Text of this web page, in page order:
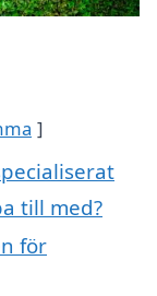
till med?
för